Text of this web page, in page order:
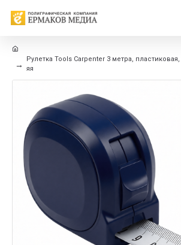
Рулетка Tools Carpenter 3 метра,
яя